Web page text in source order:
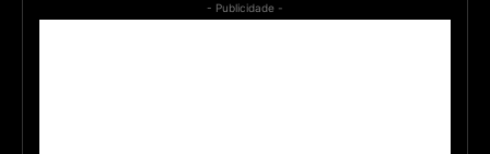
- Publicidade -